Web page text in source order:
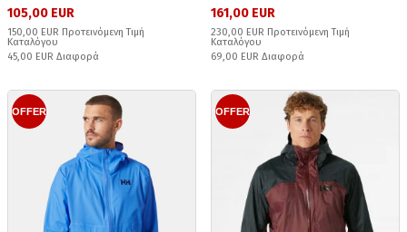
105,00 EUR
150,00 EUR Προτεινόμενη Τιμή
Καταλόγου
45,00 EUR Διαφορά
161,00 EUR
230,00 EUR Προτεινόμενη Τιμή
Καταλόγου
69,00 EUR Διαφορά
OFFER OFFER